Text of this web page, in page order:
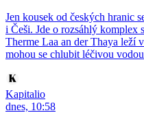
Jen kousek od českých hranic
i Češi. Jde o rozsáhlý komplex
Therme Laa an der Thaya leží
mohou se chlubit léčivou
Kapitalio
dnes, 10:58